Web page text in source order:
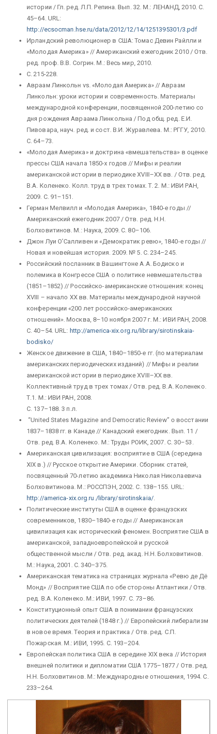
истории / Гл. ред. Л.П. Репина. Вып. 32. М.: ЛЕНАНД, 2010. С.
45–64. URL:
http://ecsocman.hse.ru/data/2012/12/14/1251395301/3.pdf
Ирландский революционер в США: Томас Девин Райлли и
«Молодая Америка» // Американский ежегодник 2010 / Отв.
ред. проф. В.В. Согрин. М.: Весь мир, 2010.
С. 215-228.
Авраам Линкольн vs. «Молодая Америка» // Авраам
Линкольн: уроки истории и современность. Материалы
международной конференции, посвященной 200-летию со
дня рождения Авраама Линкольна / Под общ. ред. Е.И.
Пивовара, науч. ред. и сост. В.И. Журавлева. М.: РГГУ, 2010.
С. 64–73.
«Молодая Америка» и доктрина «вмешательства» в оценке
прессы США начала 1850-х годов // Мифы и реалии
американской истории в периодике XVIII–XX вв. / Отв. ред.
В.А. Коленеко. Колл. труд в трех томах. Т. 2. М.: ИВИ РАН,
2009. С. 91–151.
Герман Мелвилл и «Молодая Америка», 1840-е годы //
Американский ежегодник 2007 / Отв. ред. Н.Н.
Болховитинов. М.: Наука, 2009. С. 80–106.
Джон Луи О’Салливен и «Демократик ревю», 1840-е годы //
Новая и новейшая история. 2009. № 5. С. 234–245.
Российский посланник в Вашингтоне А.А. Бодиско и
полемика в Конгрессе США о политике невмешательства
(1851–1852) // Российско-американские отношения: конец
XVIII – начало XX вв. Материалы международной научной
конференции «200 лет российско-американских
отношений». Москва, 8–10 ноября 2007 г. М.: ИВИ РАН, 2008.
С. 40–54. URL: http://america-xix.org.ru/library/sirotinskaia-
bodisko/
Женское движение в США, 1840–1850-е гг. (по материалам
американских периодических изданий) // Мифы и реалии
американской истории в периодике XVIII–XX вв.
Коллективный труд в трех томах / Отв. ред. В.А. Коленеко.
Т.1. М.: ИВИ РАН, 2008.
С. 137–188. 3 п.л.
“United States Magazine and Democratic Review” о восстании
1837–1838 гг. в Канаде // Канадский ежегодник. Вып. 11 /
Отв. ред. В.А. Коленеко. М.: Труды РОИК, 2007. С. 30–53.
Американская цивилизация: восприятие в США (середина
XIX в.) // Русское открытие Америки. Сборник статей,
посвященный 70-летию академика Николая Николаевича
Болховитинова. М.: РОССПЭН, 2002. С. 138–155. URL:
http://america-xix.org.ru./library/sirotinskaia/.
Политические институты США в оценке французских
современников, 1830–1840-е годы // Американская
цивилизация как исторический феномен. Восприятие США в
американской, западноевропейской и русской
общественной мысли / Отв. ред. акад. Н.Н. Болховитинов.
М.: Наука, 2001. С. 340–375.
Американская тематика на страницах журнала «Ревю де Дё
Монд» // Восприятие США по обе стороны Атлантики / Отв.
ред. В.А. Коленеко. М.: ИВИ, 1997. С. 73–86.
Конституционный опыт США в понимании французских
политических деятелей (1848 г.) // Европейский либерализм
в новое время. Теория и практика / Отв. ред. С.П.
Пожарская. М.: ИВИ, 1995. С. 193–204.
Европейская политика США в середине XIX века // История
внешней политики и дипломатии США 1775–1877 / Отв. ред.
Н.Н. Болховитинов. М.: Международные отношения, 1994. С.
233–264.